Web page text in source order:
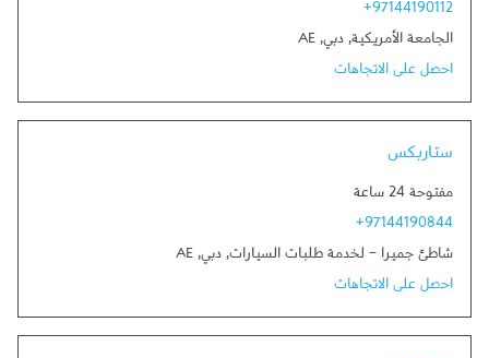
+97144190112
الجامعة الأمريكية, دبي,
AE
احصل على الاتجاهات
ستاربكس
مفتوحة 24 ساعة
+97144190844
شاطئ جميرا - لخدمة طلبات السيارات, دبي,
AE
احصل على الاتجاهات